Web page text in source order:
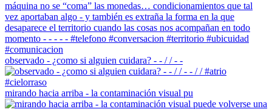
observado - ¿como si alguien cuidara? - - / / - -
mirando hacia arriba - la contaminación visual pu